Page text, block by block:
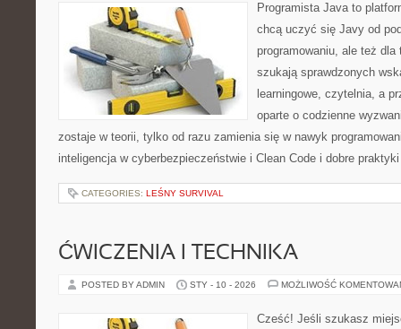
Programista Java to
chcą uczyć się Javy od
programowaniu, ale też
szukają sprawdzonych
learningowe, czytelnia, a
oparte o codzienne
zostaje w teorii, tylko od razu zamienia się w nawyk
inteligencja w cyberbezpieczeństwie i Clean Code i dobre
CATEGORIES: LEŚNY SURVIVAL
ĆWICZENIA I TECHNIKA
POSTED BY ADMIN STY - 10 - 2026 MOŻLIWOŚĆ
Cześć! Jeśli szukasz